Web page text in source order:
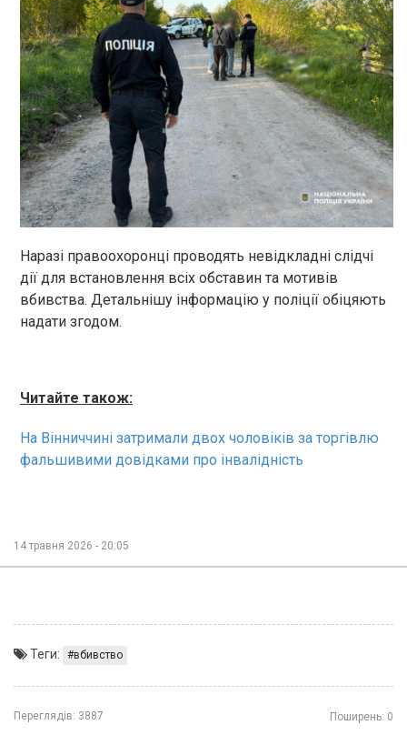
Наразі правоохоронці проводять невідкладні слідчі
дії для встановлення всіх обставин та мотивів
вбивства. Детальнішу інформацію у поліції обіцяють
надати згодом.
Читайте також:
На Вінниччині затримали двох чоловіків за торгівлю
фальшивими довідками про інвалідність
14 травня 2026 - 20:05
Теги: вбивство
Переглядів: 3887 Поширень: 0